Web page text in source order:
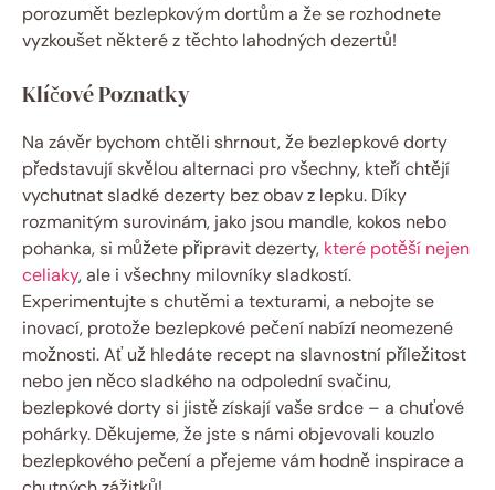
porozumět bezlepkovým dortům a že se rozhodnete
vyzkoušet některé z těchto lahodných dezertů!
Klíčové Poznatky
Na‍ závěr bychom‌ chtěli shrnout, že bezlepkové ​dorty
⁣představují skvělou⁣ alternaci pro ​všechny, kteří ‍chtějí
⁢vychutnat sladké dezerty bez obav z lepku. Díky
⁤rozmanitým surovinám, jako jsou mandle, kokos ‍nebo
pohanka, si můžete připravit dezerty, které potěší nejen
celiaky, ale i všechny milovníky sladkostí.
Experimentujte s chutěmi a texturami, a nebojte se⁢
inovací,​ protože bezlepkové pečení nabízí neomezené
⁢možnosti. ⁤Ať už ‌hledáte⁢ recept na slavnostní ⁢příležitost⁤
nebo ​jen něco sladkého ⁢na ⁣odpolední svačinu,
‌bezlepkové dorty si jistě získají vaše srdce ‌– a chuťové
pohárky. Děkujeme,⁢ že jste s námi objevovali kouzlo
bezlepkového ⁤pečení ​a ⁣přejeme⁢ vám‍ hodně inspirace⁣ a